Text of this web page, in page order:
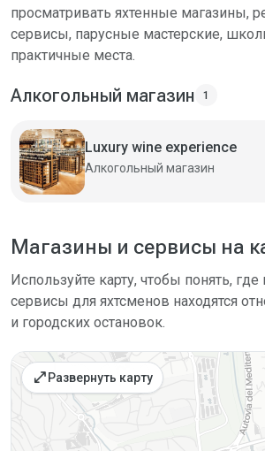
Магазины и сервисы на
Используйте карту, чтобы понять,
сервисы для яхтсменов находятся
и городских остановок.
open_in_full Развернуть карту
просматривать яхтенные магазины,
сервисы, парусные мастерские,
практичные места.
Алкогольный магазин 1
Luxury wine experience
Алкогольный магазин